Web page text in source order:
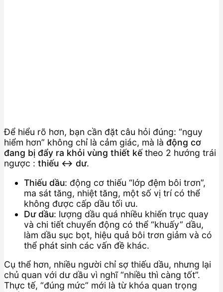
Để hiểu rõ hơn, bạn cần đặt câu hỏi đúng: “nguy
hiểm hơn” không chỉ là cảm giác, mà là động cơ
đang bị đẩy ra khỏi vùng thiết kếtheo 2 hướng trái
ngược : thiếu ↔ dư.
Thiếu dầu: động cơ thiếu “lớp đệm bôi trơn”,
ma sát tăng, nhiệt tăng, một số vị trí có thể
không được cấp dầu tối ưu.
Dư dầu: lượng dầu quá nhiều khiến trục quay
và chi tiết chuyển động có thể “khuấy” dầu,
làm dầu sục bọt, hiệu quả bôi trơn giảm và có
thể phát sinh các vấn đề khác.
Cụ thể hơn, nhiều người chỉ sợ thiếu dầu, nhưng lại
chủ quan với dư dầu vì nghĩ “nhiều thì càng tốt”.
Thực tế, “đúng mức” mới là từ khóa quan trọng